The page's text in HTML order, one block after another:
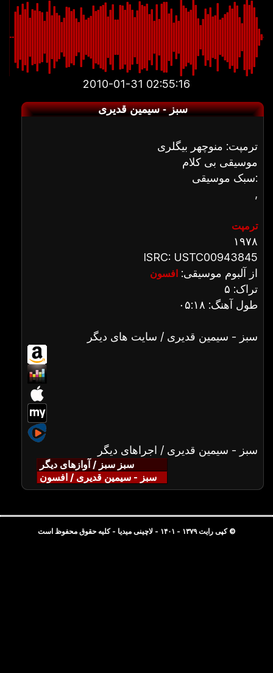
2010-01-31 02:55:16
سبز - سیمین قدیری
ترمپت: منوچهر بیگلری
موسیقی بی کلام
سبک موسیقی:
,
ترمپت
۱۹۷۸
ISRC: USTC00943845
از آلبوم موسیقی: افسون
تراک: ۵
طول آهنگ: ۰۵:۱۸
سبز - سیمین قدیری / سایت های دیگر
سبز - سیمین قدیری / اجراهای دیگر
سبز سبز / آوازهای دیگر
سبز - سیمین قدیری / افسون
© کپی رایت ۱۳۷۹ - ۱۴۰۱ - لاچینی میدیا - کلیه حقوق محفوظ است